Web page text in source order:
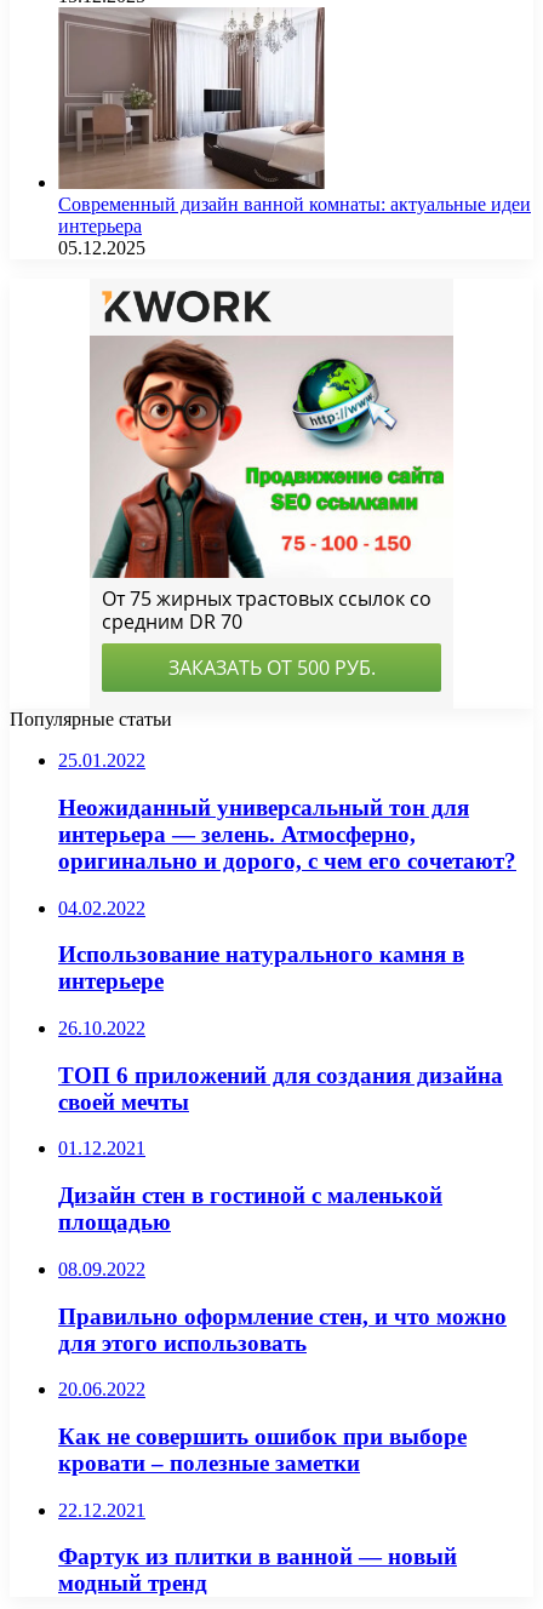
Современный дизайн ванной комнаты: актуальные идеи
интерьера
05.12.2025
Популярные статьи
25.01.2022
Неожиданный универсальный тон для
интерьера — зелень. Атмосферно,
оригинально и дорого, с чем его сочетают?
04.02.2022
Использование натурального камня в
интерьере
26.10.2022
ТОП 6 приложений для создания дизайна
своей мечты
01.12.2021
Дизайн стен в гостиной с маленькой
площадью
08.09.2022
Правильно оформление стен, и что можно
для этого использовать
20.06.2022
Как не совершить ошибок при выборе
кровати – полезные заметки
22.12.2021
Фартук из плитки в ванной — новый
модный тренд